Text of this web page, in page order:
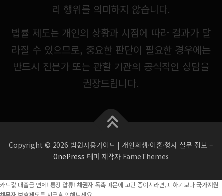
리 행위를 의미하지 않습니다.
법률 제도는 개인의 상황과 시점에 따라 결과가 달
라질 수 있으므로, 중요한 판단이 필요한 경우에는
반드시 전문가 또는 관할 기관의 공식적인 상담을
권장드립니다.
Copyright © 2026 법원사용가이드 | 개인회생·이혼·형사 실무 정보 –
OnePress 테마 제작자 FameThemes
카드값 대출금 연체! 통장 압류! 채권자 독촉 때문에 고민 중이시라면, 피하기보다국가지원